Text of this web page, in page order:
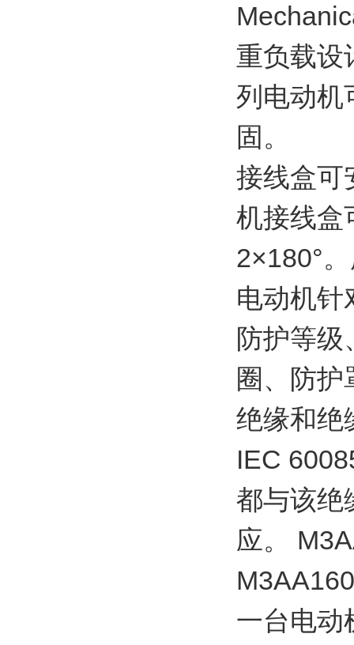
重负载设
列电动机
固。
接线盒可
机接线盒
2×180°
电动机针
防护等
圈、防护
绝缘和绝
IEC
都与该绝
应。
一台电动